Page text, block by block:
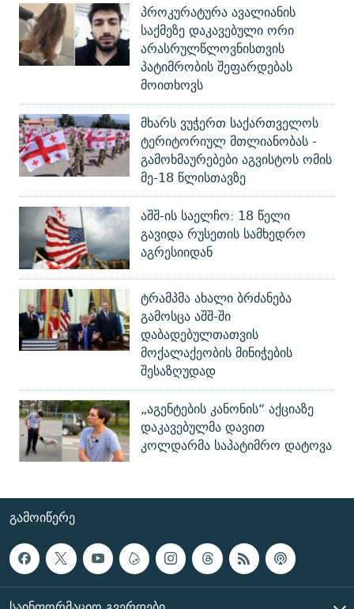
პროკურატურა ავალიანის
საქმეზე დაკავებული ორი
არასრულწლოვნისთვის
პატიმრობის შეფარდებას
მოითხოვს
მხარს ვუჭერთ საქართველოს
ტერიტორიულ მთლიანობას -
გამოხმაურებები აგვისტოს ომის
მე-18 წლისთავზე
აშშ-ის საელჩო: 18 წელი
გავიდა რუსეთის სამხედრო
აგრესიიდან
ტრამპმა ახალი ბრძანება
გამოსცა აშშ-ში
დაბადებულთათვის
მოქალაქეობის მინიჭების
შესაზღუდად
„აგენტების კანონის“ აქციაზე
დაკავებულმა დავით
კოლდარმა საპატიმრო დატოვა
ᲒᲐᲛᲝᲘᲬᲔᲠᲔ